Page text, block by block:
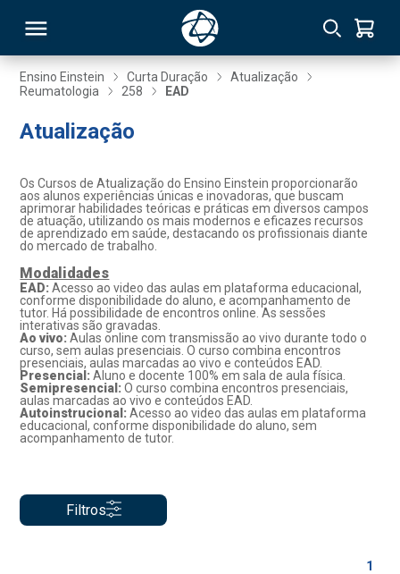
Ensino Einstein Curta Duração
Atualização
Reumatologia
258 EAD
Atualização
Os Cursos de Atualização do Ensino Einstein proporcionarão
aos alunos experiências únicas e inovadoras, que buscam
aprimorar habilidades teóricas e práticas em diversos campos
de atuação, utilizando os mais modernos e eficazes recursos
de aprendizado em saúde, destacando os profissionais diante
do mercado de trabalho.
Modalidades
EAD:Acesso ao video das aulas em plataforma educacional,
conforme disponibilidade do aluno, e acompanhamento de
tutor. Há possibilidade de encontros online. As sessões
interativas são gravadas.
Ao vivo: Aulas online com transmissão ao vivo durante todo o
curso, sem aulas presenciais. O curso combina encontros
presenciais, aulas marcadas ao vivo e conteúdos EAD.
Presencial:Aluno e docente 100% em sala de aula física.
Semipresencial:O curso combina encontros presenciais,
aulas marcadas ao vivo e conteúdos EAD.
Autoinstrucional:Acesso ao video das aulas em plataforma
educacional, conforme disponibilidade do aluno, sem
acompanhamento de tutor.
Filtros
1